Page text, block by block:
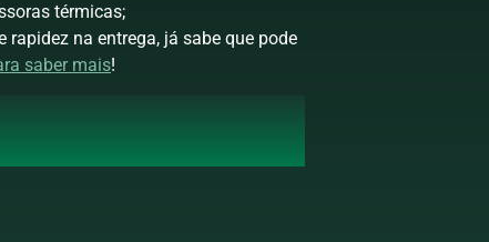
térmicas;
na entrega, já sabe que pode
saber mais!